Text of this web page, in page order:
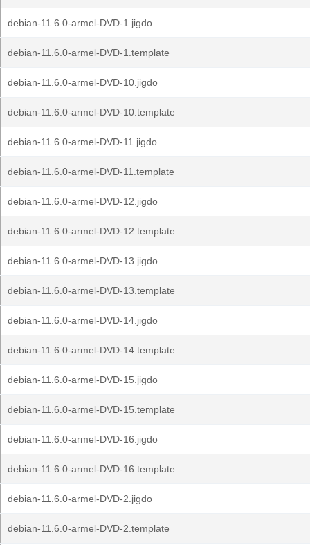
debian-11.6.0-armel-DVD-1.jigdo
debian-11.6.0-armel-DVD-1.template
debian-11.6.0-armel-DVD-10.jigdo
debian-11.6.0-armel-DVD-10.template
debian-11.6.0-armel-DVD-11.jigdo
debian-11.6.0-armel-DVD-11.template
debian-11.6.0-armel-DVD-12.jigdo
debian-11.6.0-armel-DVD-12.template
debian-11.6.0-armel-DVD-13.jigdo
debian-11.6.0-armel-DVD-13.template
debian-11.6.0-armel-DVD-14.jigdo
debian-11.6.0-armel-DVD-14.template
debian-11.6.0-armel-DVD-15.jigdo
debian-11.6.0-armel-DVD-15.template
debian-11.6.0-armel-DVD-16.jigdo
debian-11.6.0-armel-DVD-16.template
debian-11.6.0-armel-DVD-2.jigdo
debian-11.6.0-armel-DVD-2.template